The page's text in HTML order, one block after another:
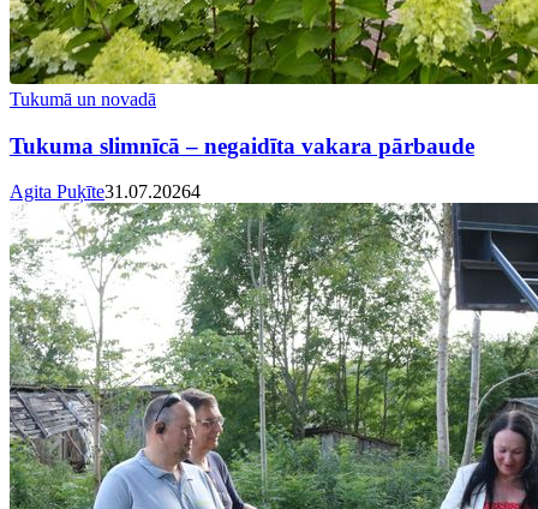
Tukumā un novadā
Tukuma slimnīcā – negaidīta vakara pārbaude
Agita Puķīte31.07.20264